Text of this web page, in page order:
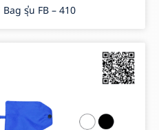
Bag รุ่น FB – 410